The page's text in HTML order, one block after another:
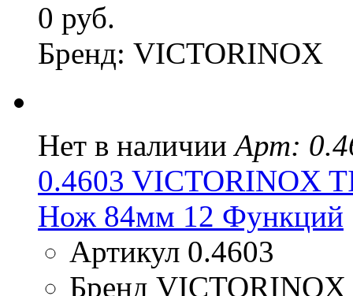
0 руб.
Бренд: VICTORINOX
Нет в наличии Арт:
0.4603 VICTORINOX
Нож 84мм 12 Функций
Артикул 0.4603
Бренд VICTORINOX